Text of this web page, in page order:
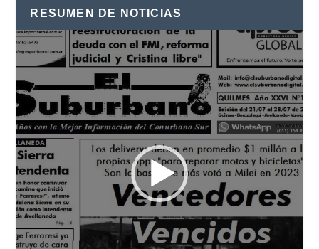
RESUMEN DE NOTICIAS
Reproductor
de
vídeo